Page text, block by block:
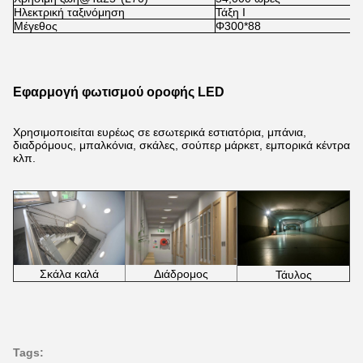
Ηλεκτρική ταξινόμηση
Τάξη Ι
Μέγεθος
Φ300*88
Εφαρμογή φωτισμού οροφής LED
Χρησιμοποιείται ευρέως σε εσωτερικά εστιατόρια, μπάνια,
διαδρόμους, μπαλκόνια, σκάλες, σούπερ μάρκετ, εμπορικά κέντρα
κλπ.
Σκάλα καλά Διάδρομος Τάυλος
Tags: